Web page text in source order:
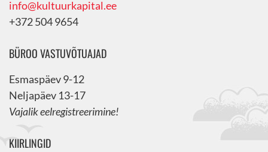
info@kultuurkapital.ee
+372 504 9654
BÜROO VASTUVÕTUAJAD
Esmaspäev 9-12
Neljapäev 13-17
Vajalik eelregistreerimine!
KIIRLINGID